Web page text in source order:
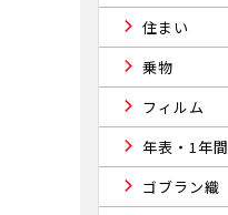
住まい
乗物
フィルム
年表・1年間
ゴブラン織